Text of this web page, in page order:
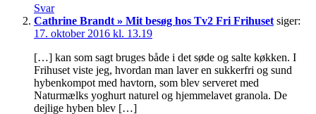
Svar
Cathrine Brandt » Mit besøg hos Tv2 Fri Frihuset siger:
17. oktober 2016 kl. 13.19
[…] kan som sagt bruges både i det søde og salte køkken. I
Frihuset viste jeg, hvordan man laver en sukkerfri og sund
hybenkompot med havtorn, som blev serveret med
Naturmælks yoghurt naturel og hjemmelavet granola. De
dejlige hyben blev […]